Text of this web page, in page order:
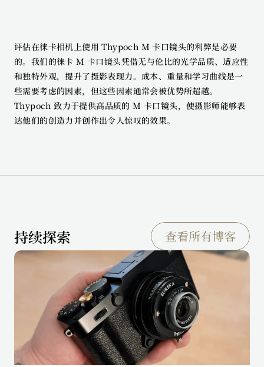
评估在徕卡相机上使用 Thypoch M 卡口镜头的利弊是必要
的。我们的徕卡 M 卡口镜头凭借无与伦比的光学品质、适应性
和独特外观，提升了摄影表现力。成本、重量和学习曲线是一
些需要考虑的因素，但这些因素通常会被优势所超越。
Thypoch 致力于提供高品质的 M 卡口镜头，使摄影师能够表
达他们的创造力并创作出令人惊叹的效果。
持续探索 查看所有博客